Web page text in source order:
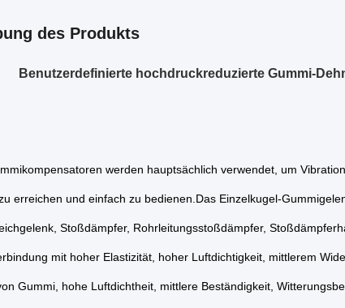
des Produkts
Benutzerdefinierte hochdruckreduzierte Gummi-
werden hauptsächlich verwendet, um
erreichen und einfach zu bedienen.Das Einzelkugel-
Stoßdämpfer, Rohrleitungsstoßdämpfer,
mit hoher Elastizität, hoher Luftdichtigkeit, mittlerem
Gummi, hohe Luftdichtheit, mittlere Beständigkeit,